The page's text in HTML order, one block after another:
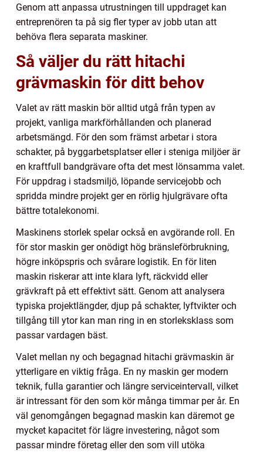
Genom att anpassa utrustningen till uppdraget kan
entreprenören ta på sig fler typer av jobb utan att
behöva flera separata maskiner.
Så väljer du rätt hitachi
grävmaskin för ditt behov
Valet av rätt maskin bör alltid utgå från typen av
projekt, vanliga markförhållanden och planerad
arbetsmängd. För den som främst arbetar i stora
schakter, på byggarbetsplatser eller i steniga miljöer är
en kraftfull bandgrävare ofta det mest lönsamma valet.
För uppdrag i stadsmiljö, löpande servicejobb och
spridda mindre projekt ger en rörlig hjulgrävare ofta
bättre totalekonomi.
Maskinens storlek spelar också en avgörande roll. En
för stor maskin ger onödigt hög bränsleförbrukning,
högre inköpspris och svårare logistik. En för liten
maskin riskerar att inte klara lyft, räckvidd eller
grävkraft på ett effektivt sätt. Genom att analysera
typiska projektlängder, djup på schakter, lyftvikter och
tillgång till ytor kan man ring in en storleksklass som
passar vardagen bäst.
Valet mellan ny och begagnad hitachi grävmaskin är
ytterligare en viktig fråga. En ny maskin ger modern
teknik, fulla garantier och längre serviceintervall, vilket
är intressant för den som kör många timmar per år. En
väl genomgången begagnad maskin kan däremot ge
mycket kapacitet för lägre investering, något som
passar mindre företag eller den som vill utöka